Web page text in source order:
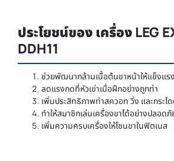
ประโยชน์ของ เครื่อง LEG
DDH11
ช่วยพัฒนากล้ามเนื้อต้นขาหน้าให้แข็งแร
ลดแรงกดที่หัวเข่าเมื่อฝึกอย่างถูกท่า
เพิ่มประสิทธิภาพท่าสควอท วิ่ง และกระโ
ทำให้สมาชิกเล่นเครื่องขาได้อย่างปลอดภั
เพิ่มความครบเครื่องให้โซนขาในฟิตเนส